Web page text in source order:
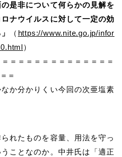
是非について何らかの見解を
ナウイルスに対して一定の効
（ https://www.nite.go.jp/infor
）
＝＝＝＝＝＝＝＝＝＝＝＝＝
＝
か分かりくい今回の次亜塩素
れたものを容量、用法を守っ
ことなのか。中井氏は「適正